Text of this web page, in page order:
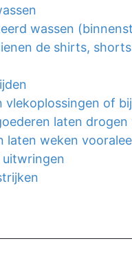
wassen
de shirts,
vlekoplossingen of
laten drogen
laten weken